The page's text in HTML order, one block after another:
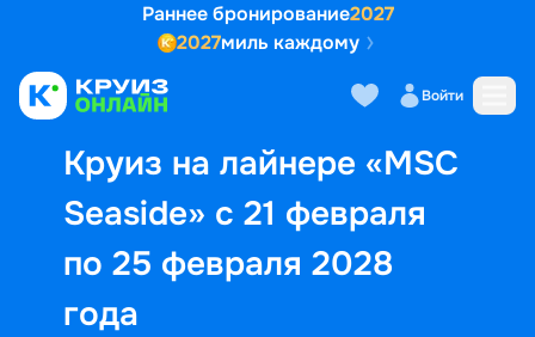
Раннее бронирование2027
2027миль каждому
Войти
Круиз на лайнере «MSC
Seaside» с 21 февраля
по 25 февраля 2028
года
Выбор кают Маршрут и